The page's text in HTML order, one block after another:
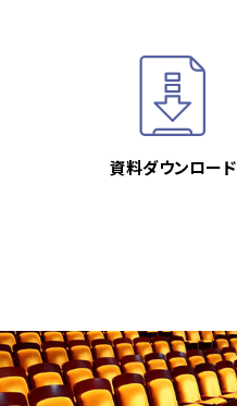
資料ダウンロード